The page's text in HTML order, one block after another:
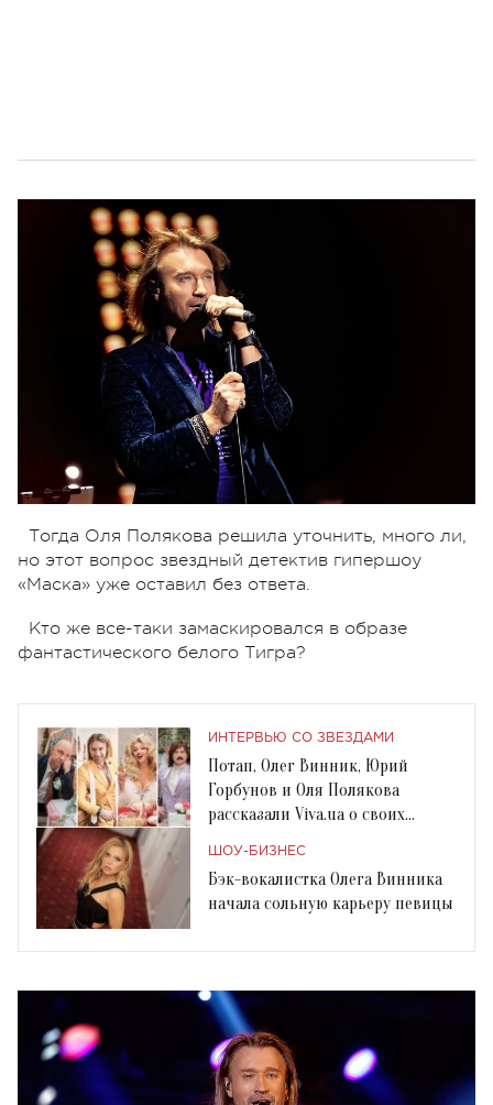
Тогда Оля Полякова решила уточнить, много ли,
но этот вопрос звездный детектив гипершоу
«Маска» уже оставил без ответа.
Кто же все-таки замаскировался в образе
фантастического белого Тигра?
ИНТЕРВЬЮ СО ЗВЕЗДАМИ
Потап, Олег Винник, Юрий
Горбунов и Оля Полякова
рассказали Viva.ua о своих
ШОУ-БИЗНЕС
Бэк-вокалистка Олега Винника
начала сольную карьеру певицы